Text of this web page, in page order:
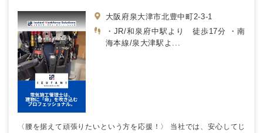
大阪府泉大津市北豊中町2-3-1
・JR/和泉府中駅より 徒歩17分 ・南
海本線/泉大津駅よ...
〈腰を据えて頑張りたいという方を応援！〉 当社では、安心してじ